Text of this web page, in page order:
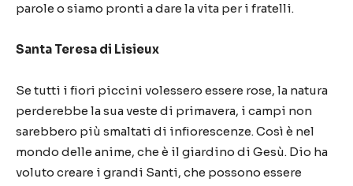
parole o siamo pronti a dare la vita per i fratelli.
Santa Teresa di Lisieux
Se tutti i fiori piccini volessero essere rose, la natura
perderebbe la sua veste di primavera, i campi non
sarebbero più smaltati di infiorescenze. Così è nel
mondo delle anime, che è il giardino di Gesù. Dio ha
voluto creare i grandi Santi, che possono essere